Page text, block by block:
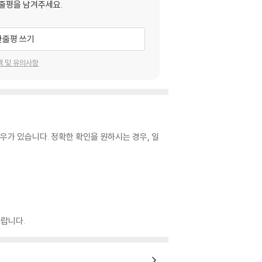
평을 남겨주세요.
줄평 쓰기
및 유의사항
가 있습니다. 정확한 확인을 원하시는 경우, 일
니다.